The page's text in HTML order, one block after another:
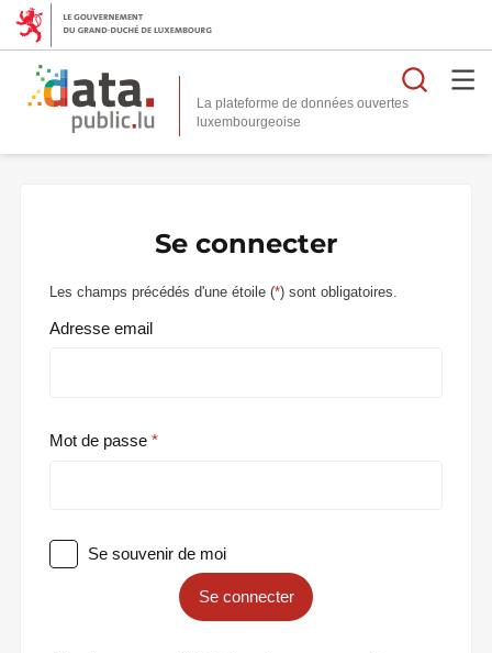
La plateforme de données ouvertes
Se connecter
Les champs précédés d'une étoile (*) sont obligatoires.
Adresse email
Mot de passe
Se souvenir de moi
Se connecter